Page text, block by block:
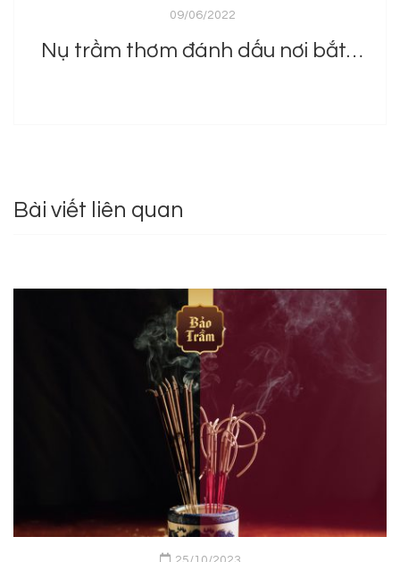
09/06/2022
Nụ trầm thơm đánh dấu nơi bắt đầu an lành của vợ chồng trẻ
Bài viết liên quan